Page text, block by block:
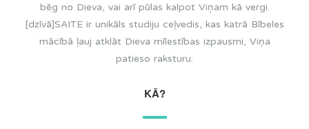
bēg no Dieva, vai arī pūlas kalpot Viņam kā vergi.
[dzīvā]SAITE ir unikāls studiju ceļvedis, kas katrā Bībeles
mācībā ļauj atklāt Dieva mīlestības izpausmi, Viņa
patieso raksturu.
KĀ?